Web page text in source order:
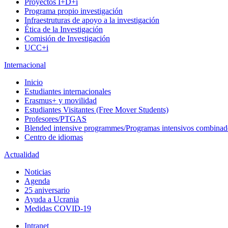
Proyectos I+D+i
Programa propio investigación
Infraestruturas de apoyo a la investigación
Ética de la Investigación
Comisión de Investigación
UCC+i
Internacional
Inicio
Estudiantes internacionales
Erasmus+ y movilidad
Estudiantes Visitantes (Free Mover Students)
Profesores/PTGAS
Blended intensive programmes/Programas intensivos
Centro de idiomas
Actualidad
Noticias
Agenda
25 aniversario
Ayuda a Ucrania
Medidas COVID-19
Intranet